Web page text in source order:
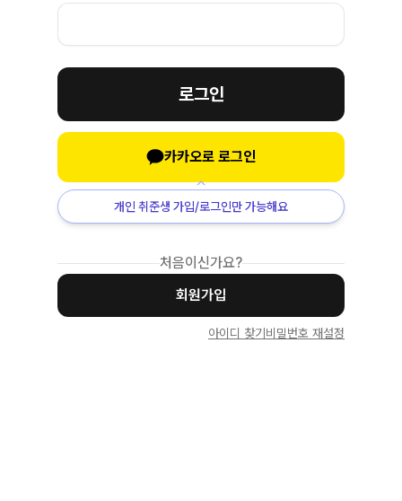
로그인
카카오로 로그인
개인 취준생 가입/로그인만 가능해요
처음이신가요?
회원가입
아이디 찾기 비밀번호 재설정